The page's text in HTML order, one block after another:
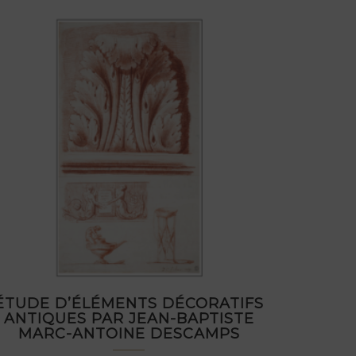
D’ÉLÉMENTS DÉCORATIFS
ANTIQUES PAR JEAN-BAPTISTE
MARC-ANTOINE DESCAMPS